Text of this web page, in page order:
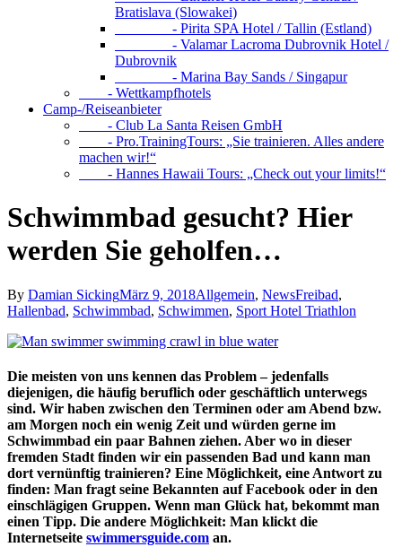
Bratislava (Slowakei)
- Pirita SPA Hotel / Tallin (Estland)
- Valamar Lacroma Dubrovnik Hotel /
Dubrovnik
- Marina Bay Sands / Singapur
- Wettkampfhotels
Camp-/Reiseanbieter
- Club La Santa Reisen GmbH
- Pro.TrainingTours: „Sie trainieren. Alles andere
machen wir!“
- Hannes Hawaii Tours: „Check out your limits!“
Schwimmbad gesucht? Hier
werden Sie geholfen…
By Damian SickingMärz 9, 2018Allgemein, NewsFreibad,
Hallenbad, Schwimmbad, Schwimmen, Sport Hotel Triathlon
Die meisten von uns kennen das Problem – jedenfalls
diejenigen, die häufig beruflich oder geschäftlich unterwegs
sind. Wir haben zwischen den Terminen oder am Abend bzw.
am Morgen noch ein wenig Zeit und würden gerne im
Schwimmbad ein paar Bahnen ziehen. Aber wo in dieser
fremden Stadt finden wir ein passenden Bad und kann man
dort vernünftig trainieren? Eine Möglichkeit, eine Antwort zu
finden: Man fragt seine Bekannten auf Facebook oder in den
einschlägigen Gruppen. Wenn man Glück hat, bekommt man
einen Tipp. Die andere Möglichkeit: Man klickt die
Internetseite swimmersguide.com an.